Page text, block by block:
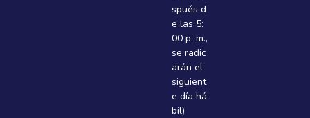
spués d
e las 5:
00 p. m.,
se radic
arán el
siguient
e dí­a há
bil)